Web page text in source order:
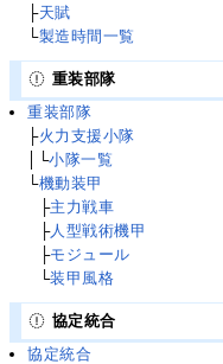
├天賦
└製造時間一覧
重装部隊
重装部隊
├火力支援小隊
│└小隊一覧
└機動装甲
├主力戦車
├人型戦術機甲
├モジュール
└装甲風格
協定統合
協定統合